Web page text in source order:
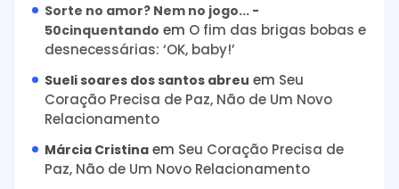
Sorte no amor? Nem no jogo... -
50cinquentando em O fim das brigas bobas e
desnecessárias: ‘OK, baby!’
Sueli soares dos santos abreu em Seu
Coração Precisa de Paz, Não de Um Novo
Relacionamento
Márcia Cristina em Seu Coração Precisa de
Paz, Não de Um Novo Relacionamento